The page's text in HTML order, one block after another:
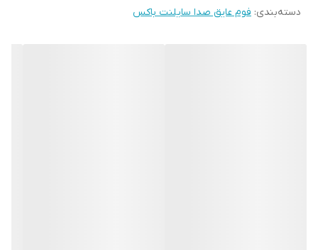
دسته‌بندی: فوم عایق صدا سایلنت باکس